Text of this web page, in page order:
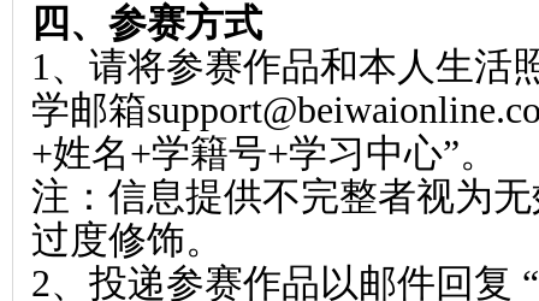
四、参赛方式
1 、请将参赛作品和本人生活
学邮箱
+姓名+学籍号+学习中心”。
注：信息提供不完整者视为
过度修饰。
2、投递参赛作品以邮件回复